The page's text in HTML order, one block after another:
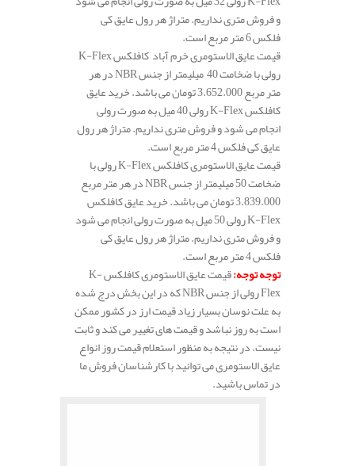
و فروش متری نداریم. متراژ هر رول عایق کی
فلکس 6 متر مربع است.
قیمت عایق الاستومری خرم آباد کافلکس K-Flex
رولی با ضخامت 40 میلیمتر از جنس NBR در هر
متر مربع 3.652.000 تومان می باشد. خرید عایق
کافلکس K-Flex رولی 40 میل به صورت رولی
انجام می شود و فروش متری نداریم. متراژ هر رول
عایق کی فلکس 4 متر مربع است.
قیمت عایق الاستومری کافلکس K-Flex رولی با
ضخامت 50 میلیمتر از جنس NBR در هر متر مربع
3.839.000 تومان می باشد. خرید عایق کافلکس
K-Flex رولی 50 میل به صورت رولی انجام می شود
و فروش متری نداریم. متراژ هر رول عایق کی
فلکس 4 متر مربع است.
توجه توجه:
قیمت عایق الاستومری کافلکس K-
Flex رولی از جنس NBR که در این بخش درج شده
به علت نوسان بسیار زیاد قیمت ارز در کشور ممکن
است به روز نباشد و قیمت های تغییر می کند و ثابت
نیست. در نتیجه به منظور استعلام قیمت روز انواع
عایق الاستومری می توانید با کارشناسان فروش ما
در تماس باشید.